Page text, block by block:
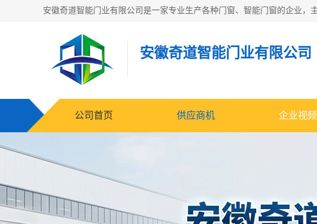
安徽奇道智能门业有限公司
公司首页 供应商机 企业视频